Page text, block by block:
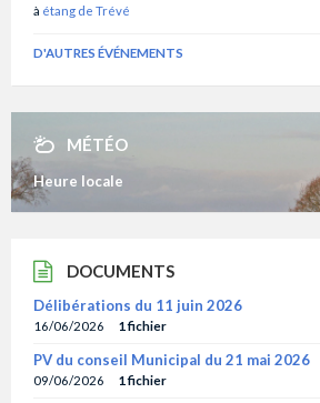
à étang de Trévé
D'AUTRES ÉVÉNEMENTS
MÉTÉO
Heure locale
DOCUMENTS
Délibérations du 11 juin 2026
16/06/2026 1 fichier
PV du conseil Municipal du 21 mai 2026
09/06/2026 1 fichier